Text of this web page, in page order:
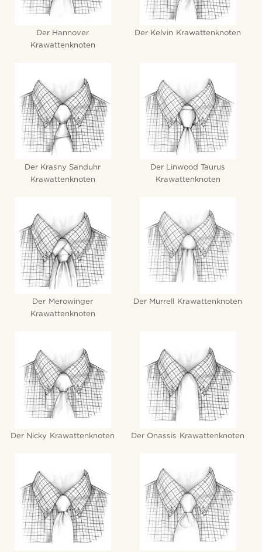
Der Hannover
Krawattenknoten
Der Kelvin Krawattenknoten
Der Krasny Sanduhr
Krawattenknoten
Der Linwood Taurus
Krawattenknoten
Der Merowinger
Krawattenknoten
Der Murrell Krawattenknoten
Der Nicky Krawattenknoten Der Onassis Krawattenknoten